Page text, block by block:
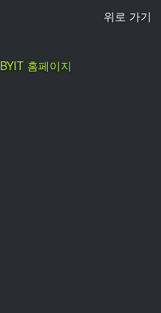
위로 가기
BYIT 홈페이지